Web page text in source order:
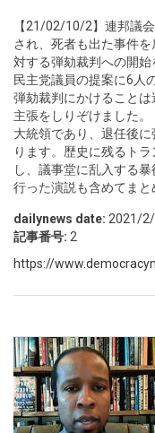
【21/02/10/2】連邦議
され、死者も出た事件
対する弾劾裁判への開始
民主党議員の提案に6人
弾劾裁判にかけること
主張をしりぞけました
大統領であり、退任後
ります。歴史に残るト
し、議事堂に乱入する
行った演説も含めてまと
dailynews date: 2021/
記事番号: 2
https://